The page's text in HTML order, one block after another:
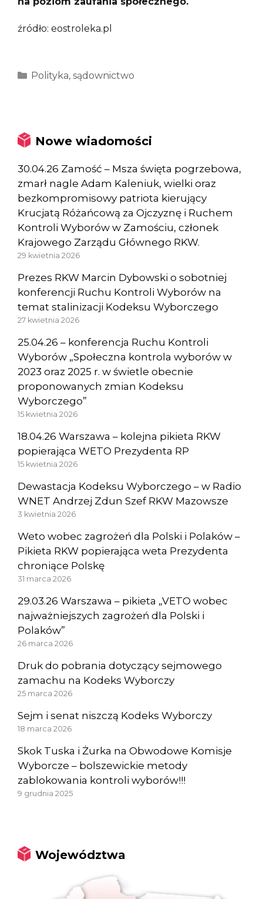
źródło: eostroleka.pl
Kategorie
Polityka, sądownictwo
Nowe wiadomości
30.04.26 Zamość – Msza święta pogrzebowa,
zmarł nagle Adam Kaleniuk, wielki oraz
bezkompromisowy patriota kierujący
Krucjatą Różańcową za Ojczyznę i Ruchem
Kontroli Wyborów w Zamościu, członek
Krajowego Zarządu Głównego RKW.
29 kwietnia 2026
Prezes RKW Marcin Dybowski o sobotniej
konferencji Ruchu Kontroli Wyborów na
temat stalinizacji Kodeksu Wyborczego
27 kwietnia 2026
25.04.26 – konferencja Ruchu Kontroli
Wyborów „Społeczna kontrola wyborów w
2023 oraz 2025 r. w świetle obecnie
proponowanych zmian Kodeksu
Wyborczego”
15 kwietnia 2026
18.04.26 Warszawa – kolejna pikieta RKW
popierająca WETO Prezydenta RP
15 kwietnia 2026
Dewastacja Kodeksu Wyborczego – w Radio
WNET Andrzej Zdun Szef RKW Mazowsze
3 kwietnia 2026
Weto wobec zagrożeń dla Polski i Polaków –
Pikieta RKW popierająca weta Prezydenta
chroniące Polskę
31 marca 2026
29.03.26 Warszawa – pikieta „VETO wobec
najważniejszych zagrożeń dla Polski i
Polaków”
26 marca 2026
Druk do pobrania dotyczący sejmowego
zamachu na Kodeks Wyborczy
25 marca 2026
Sejm i senat niszczą Kodeks Wyborczy
18 marca 2026
Skok Tuska i Żurka na Obwodowe Komisje
Wyborcze – bolszewickie metody
zablokowania kontroli wyborów!!!
9 grudnia 2025
Województwa